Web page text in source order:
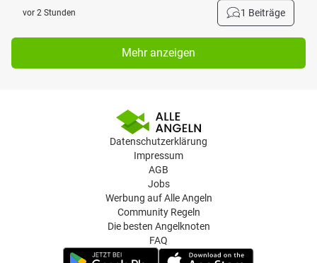
vor 2 Stunden 1 Beiträge
Mehr anzeigen
Datenschutzerklärung
Impressum
AGB
Jobs
Werbung auf Alle Angeln
Community Regeln
Die besten Angelknoten
FAQ